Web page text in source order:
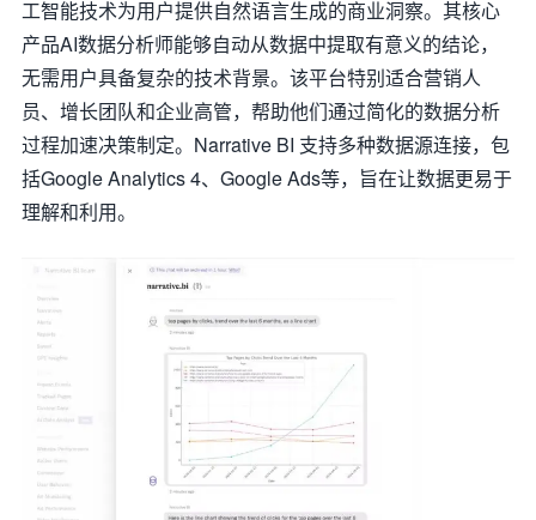
工智能技术为用户提供自然语言生成的商业洞察。其核心
产品AI数据分析师能够自动从数据中提取有意义的结论，
无需用户具备复杂的技术背景。该平台特别适合营销人
员、增长团队和企业高管，帮助他们通过简化的数据分析
过程加速决策制定。Narrative BI 支持多种数据源连接，包
括Google Analytics 4、Google Ads等，旨在让数据更易于
理解和利用。